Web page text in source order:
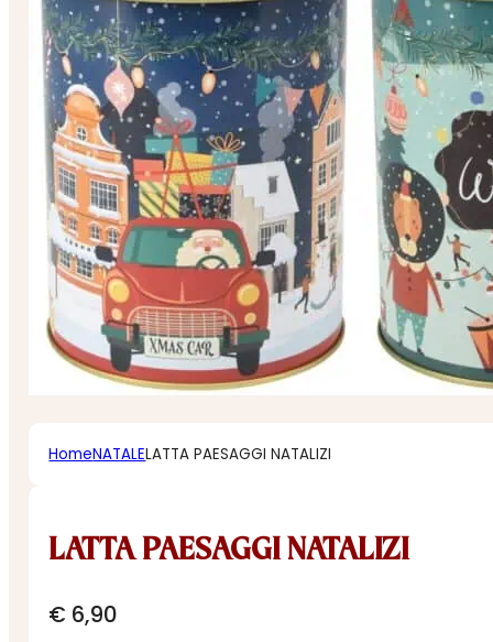
HomeNATALELATTA PAESAGGI NATALIZI
LATTA PAESAGGI NATALIZI
€ 6,90